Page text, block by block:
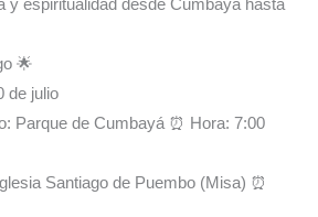
y espiritualidad desde Cumbayá hasta
🌟
de julio
Parque de Cumbayá ⏰ Hora: 7:00
Santiago de Puembo (Misa) ⏰